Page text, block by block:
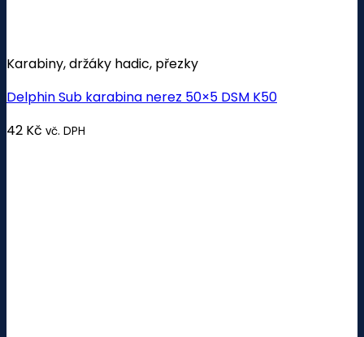
Karabiny, držáky hadic, přezky
Delphin Sub karabina nerez 50×5 DSM K50
42 Kč vč. DPH